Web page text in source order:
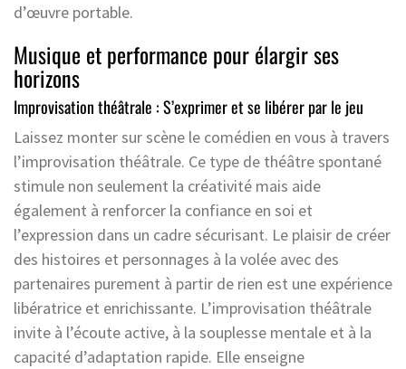
d’œuvre portable.
Musique et performance pour élargir ses
horizons
Improvisation théâtrale : S’exprimer et se libérer par le jeu
Laissez monter sur scène le comédien en vous à travers
l’improvisation théâtrale. Ce type de théâtre spontané
stimule non seulement la créativité mais aide
également à renforcer la confiance en soi et
l’expression dans un cadre sécurisant. Le plaisir de créer
des histoires et personnages à la volée avec des
partenaires purement à partir de rien est une expérience
libératrice et enrichissante. L’improvisation théâtrale
invite à l’écoute active, à la souplesse mentale et à la
capacité d’adaptation rapide. Elle enseigne